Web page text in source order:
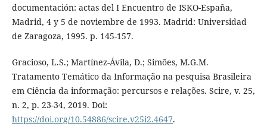
documentación: actas del I Encuentro de ISKO-España,
Madrid, 4 y 5 de noviembre de 1993. Madrid: Universidad
de Zaragoza, 1995. p. 145-157.
Gracioso, L.S.; Martínez-Ávila, D.; Simões, M.G.M.
Tratamento Temático da Informação na pesquisa Brasileira
em Ciência da informação: percursos e relações. Scire, v. 25,
n. 2, p. 23-34, 2019. Doi:
https://doi.org/10.54886/scire.v25i2.4647.